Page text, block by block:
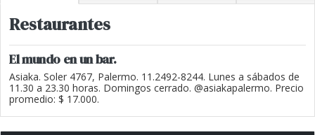
Restaurantes
El mundo en un bar.
Asiaka. Soler 4767, Palermo. 11.2492-8244. Lunes a sábados de
11.30 a 23.30 horas. Domingos cerrado. @asiakapalermo. Precio
promedio: $ 17.000.